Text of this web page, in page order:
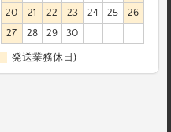
20
21 22 23 24 25
26
27
28 29 30
発送業務休日)